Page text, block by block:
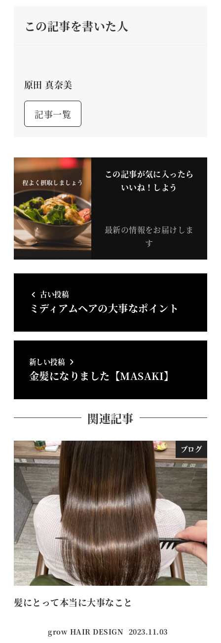
この記事を書いた人
原田 真奈美
記事一覧
この記事が気に入ったら
いいね！しよう
最新の情報をお届けしま
す
古い投稿
ミディアムヘアの大事なポイント
新しい投稿
金髪になりました【MASAKI】
関連記事
ブログ
髪にとって本当に大事なこと
grow HAIR DESIGN 投稿日
2023.11.03